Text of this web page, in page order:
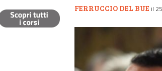
FERRUCCIO DEL BUE il